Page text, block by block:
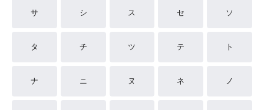
サ シ ス セ ソ
タ チ ツ テ ト
ナ ニ ヌ ネ ノ